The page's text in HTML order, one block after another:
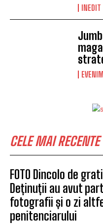
INEDIT
CELE MAI RECENTE
FOTO Dincolo de
Deținuții au avut
fotografii și o zi
penitenciarului